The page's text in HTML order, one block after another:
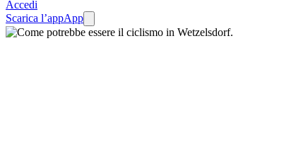
Accedi
Scarica l’appApp